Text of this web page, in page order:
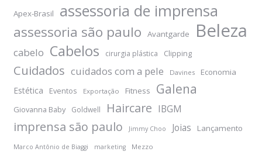
Apex-Brasil assessoria de imprensa
assessoria são paulo Avantgarde Beleza
cabelo Cabelos cirurgia plástica Clipping
Cuidados cuidados com a pele Davines Economia
Estética Eventos Exportação Fitness Galena
Giovanna Baby Goldwell Haircare IBGM
imprensa são paulo Jimmy Choo Joias Lançamento
Marco Antônio de Biaggi marketing Mezzo